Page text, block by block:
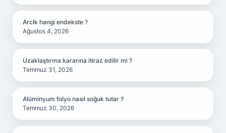
Arclk hangi endekste ?
Ağustos 4, 2026
Uzaklaştırma kararına itiraz edilir mi ?
Temmuz 31, 2026
Alüminyum folyo nasıl soğuk tutar ?
Temmuz 30, 2026